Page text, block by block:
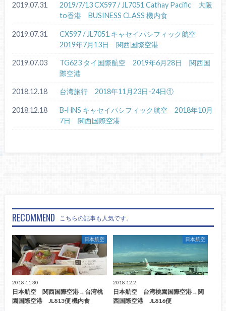
2019.07.31
2019/7/13 CX597 / JL7051 Cathay Pacific 大阪
to香港 BUSINESS CLASS 機内食
2019.07.31
CX597 / JL7051 キャセイパシフィック航空
2019年7月13日 関西国際空港
2019.07.03
TG623 タイ国際航空 2019年6月28日 関西国
際空港
2018.12.18 台湾旅行 2018年11月23日-24日①
2018.12.18
B-HNS キャセイパシフィック航空 2018年10月
7日 関西国際空港
RECOMMEND こちらの記事も人気です。
日本航空
2018.11.30
日本航空 関西国際空港→台湾桃
園国際空港 JL813便 機内食
日本航空
2018.12.2
日本航空 台湾桃園国際空港→関
西国際空港 JL816便